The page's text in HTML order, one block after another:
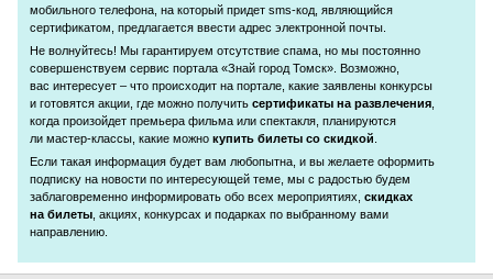
мобильного телефона, на который придет sms-код , являющийся
сертификатом, предлагается ввести адрес электронной почты.
Не волнуйтесь! Мы гарантируем отсутствие спама, но мы постоянно
совершенствуем сервис портала «Знай город Томск». Возможно,
вас интересует – что происходит на портале, какие заявлены конкурсы
и готовятся акции, где можно получить сертификаты на развлечения
когда произойдет премьера фильма или спектакля, планируются
ли мастер-классы , какие можно купить билеты со скидкой
Если такая информация будет вам любопытна, и вы желаете оформить
подписку на новости по интересующей теме, мы с радостью будем
заблаговременно информировать обо всех мероприятиях, скидках
на билеты , акциях, конкурсах и подарках по выбранному вами
направлению.